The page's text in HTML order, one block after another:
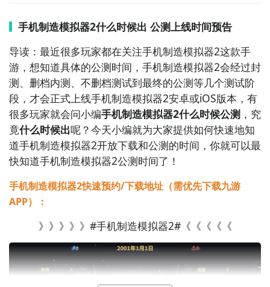
略。每一台手机的发布，都会影响资金、销量、公司成
争中做出爆款机型，取决于你的每一次研发投入和商业
决策。
2、手机制造模拟器2图片欣赏：
手机制造模拟器2什么时候出 公测上线时间预告
导读：最近很多玩家都在关注手机制造模拟器2这款手
游，想知道具体的公测时间，手机制造模拟器2会经过封
测、删档内测、不删档测试到最终的公测等几个测试阶
段，才会正式上线手机制造模拟器2安卓或iOS版本，有
很多玩家就会问小编手机制造模拟器2什么时候公测，究
竟什么时候出呢？今天小编就为大家提供如何快速地知
道手机制造模拟器2开放下载和公测的时间，你就可以最
快知道手机制造模拟器2公测时间了！
手机制造模拟器2快速预约/下载地址（需优先下载九游
APP）：
》》》》》#手机制造模拟器2#《《《《《